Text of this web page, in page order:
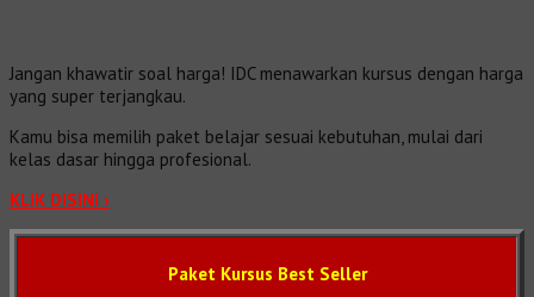
Jangan khawatir soal harga! IDC menawarkan kursus dengan harga
yang super terjangkau.
Kamu bisa memilih paket belajar sesuai kebutuhan, mulai dari
kelas dasar hingga profesional.
KLIK DISINI ›
Paket Kursus Best Seller